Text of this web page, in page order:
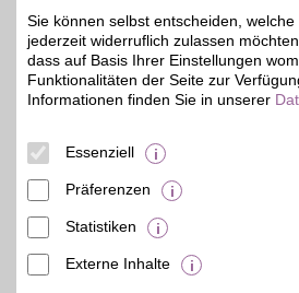
43,2 km
Bosch Car Service
Sie können selbst entscheiden,
jederzeit widerruflich zulassen
dass auf Basis Ihrer Einstellungen
Funktionalitäten der Seite zur
Informationen finden Sie in unserer
Essenziell
Präferenzen
Statistiken
Externe Inhalte